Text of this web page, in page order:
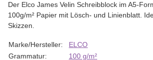
Der Elco James Velin Schreibblock im A5-
100g/m² Papier mit Lösch- und Linienblatt.
Skizzen.
Marke/Hersteller:
ELCO
Grammatur:
100 g/m²